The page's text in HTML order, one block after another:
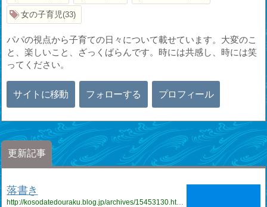
女の子育児 33
パパの視点から子育ての日々について載せています。大変のこ
と、楽しいこと、ざっくばらんです。時には共感し、時には笑
ってください。
サイトに移動 フォローする プロフィール
更新記事
落書き
http://kosodatedouraku.blog.jp/archives/15453130.html